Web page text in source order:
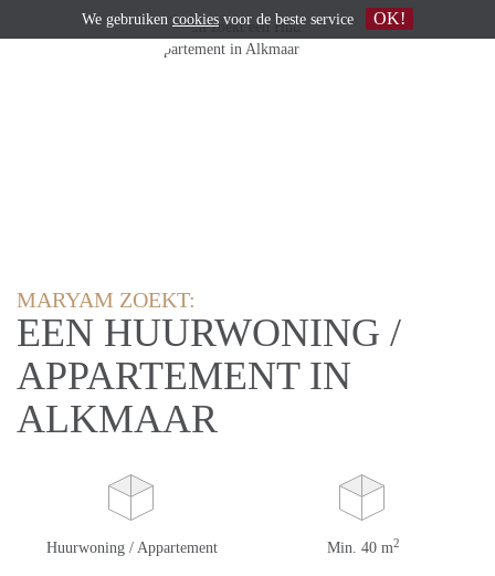
MARYAM ZOEKT:
EEN HUURWONING /
APPARTEMENT IN
ALKMAAR
Huurwoning / Appartement Min. 40 m2
We gebruiken cookies voor de beste service OK!